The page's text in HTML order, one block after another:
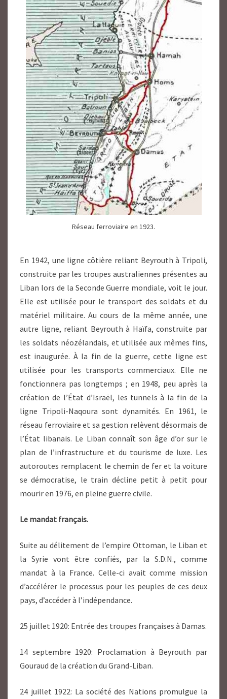
Réseau ferroviaire en 1923.
En 1942, une ligne côtière reliant Beyrouth à Tripoli,
construite par les troupes australiennes présentes au
Liban lors de la Seconde Guerre mondiale, voit le jour.
Elle est utilisée pour le transport des soldats et du
matériel militaire. Au cours de la même année, une
autre ligne, reliant Beyrouth à Haïfa, construite par
les soldats néozélandais, et utilisée aux mêmes fins,
est inaugurée. À la fin de la guerre, cette ligne est
utilisée pour les transports commerciaux. Elle ne
fonctionnera pas longtemps ; en 1948, peu après la
création de l’État d’Israël, les tunnels à la fin de la
ligne Tripoli-Naqoura sont dynamités. En 1961, le
réseau ferroviaire et sa gestion relèvent désormais de
l’État libanais. Le Liban connaît son âge d’or sur le
plan de l’infrastructure et du tourisme de luxe. Les
autoroutes remplacent le chemin de fer et la voiture
se démocratise, le train décline petit à petit pour
mourir en 1976, en pleine guerre civile.
Le mandat français.
Suite au délitement de l’empire Ottoman, le Liban et
la Syrie vont être confiés, par la S.D.N., comme
mandat à la France. Celle-ci avait comme mission
d’accélérer le processus pour les peuples de ces deux
pays, d’accéder à l’indépendance.
25 juillet 1920: Entrée des troupes françaises à Damas.
14 septembre 1920: Proclamation à Beyrouth par
Gouraud de la création du Grand-Liban.
24 juillet 1922: La société des Nations promulgue la